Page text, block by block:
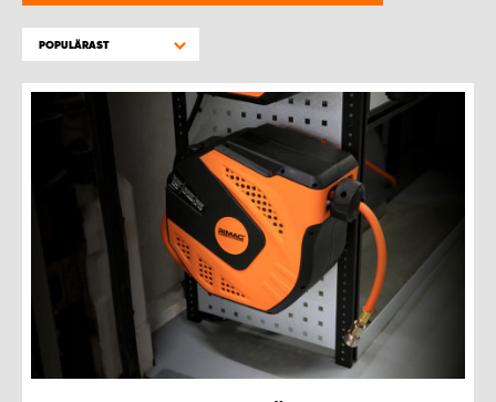
POPULÄRAST
WORK SYSTEM HELSINGBORG
WORK SYSTEM KARLSTAD
WORK SYSTEM KIRUNA
WORK SYSTEM KRISTIANSTAD
WORK SYSTEM LINKÖPING